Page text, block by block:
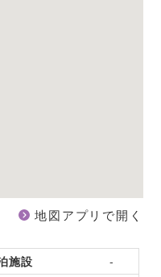
地図アプリで開く
施設
-